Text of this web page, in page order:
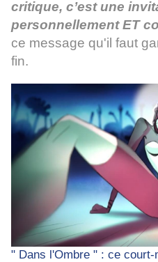
critique, c’est une
personnellement ET
ce message qu'il faut
fin.
" Dans l'Ombre " : ce